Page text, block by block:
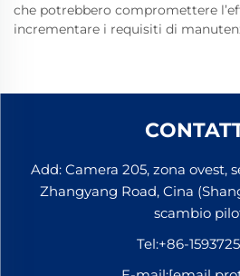
che potrebbero compromettere
incrementare i requisiti di
Add: Camera 205, zona ovest,
Zhangyang Road, Cina
scambio
Tel:+86-